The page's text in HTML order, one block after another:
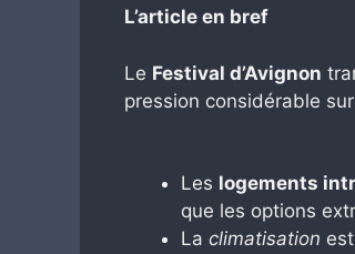
L’article en bref
Le Festival d’Avignon
pression considérable
Les logements
que les options
La climatisation